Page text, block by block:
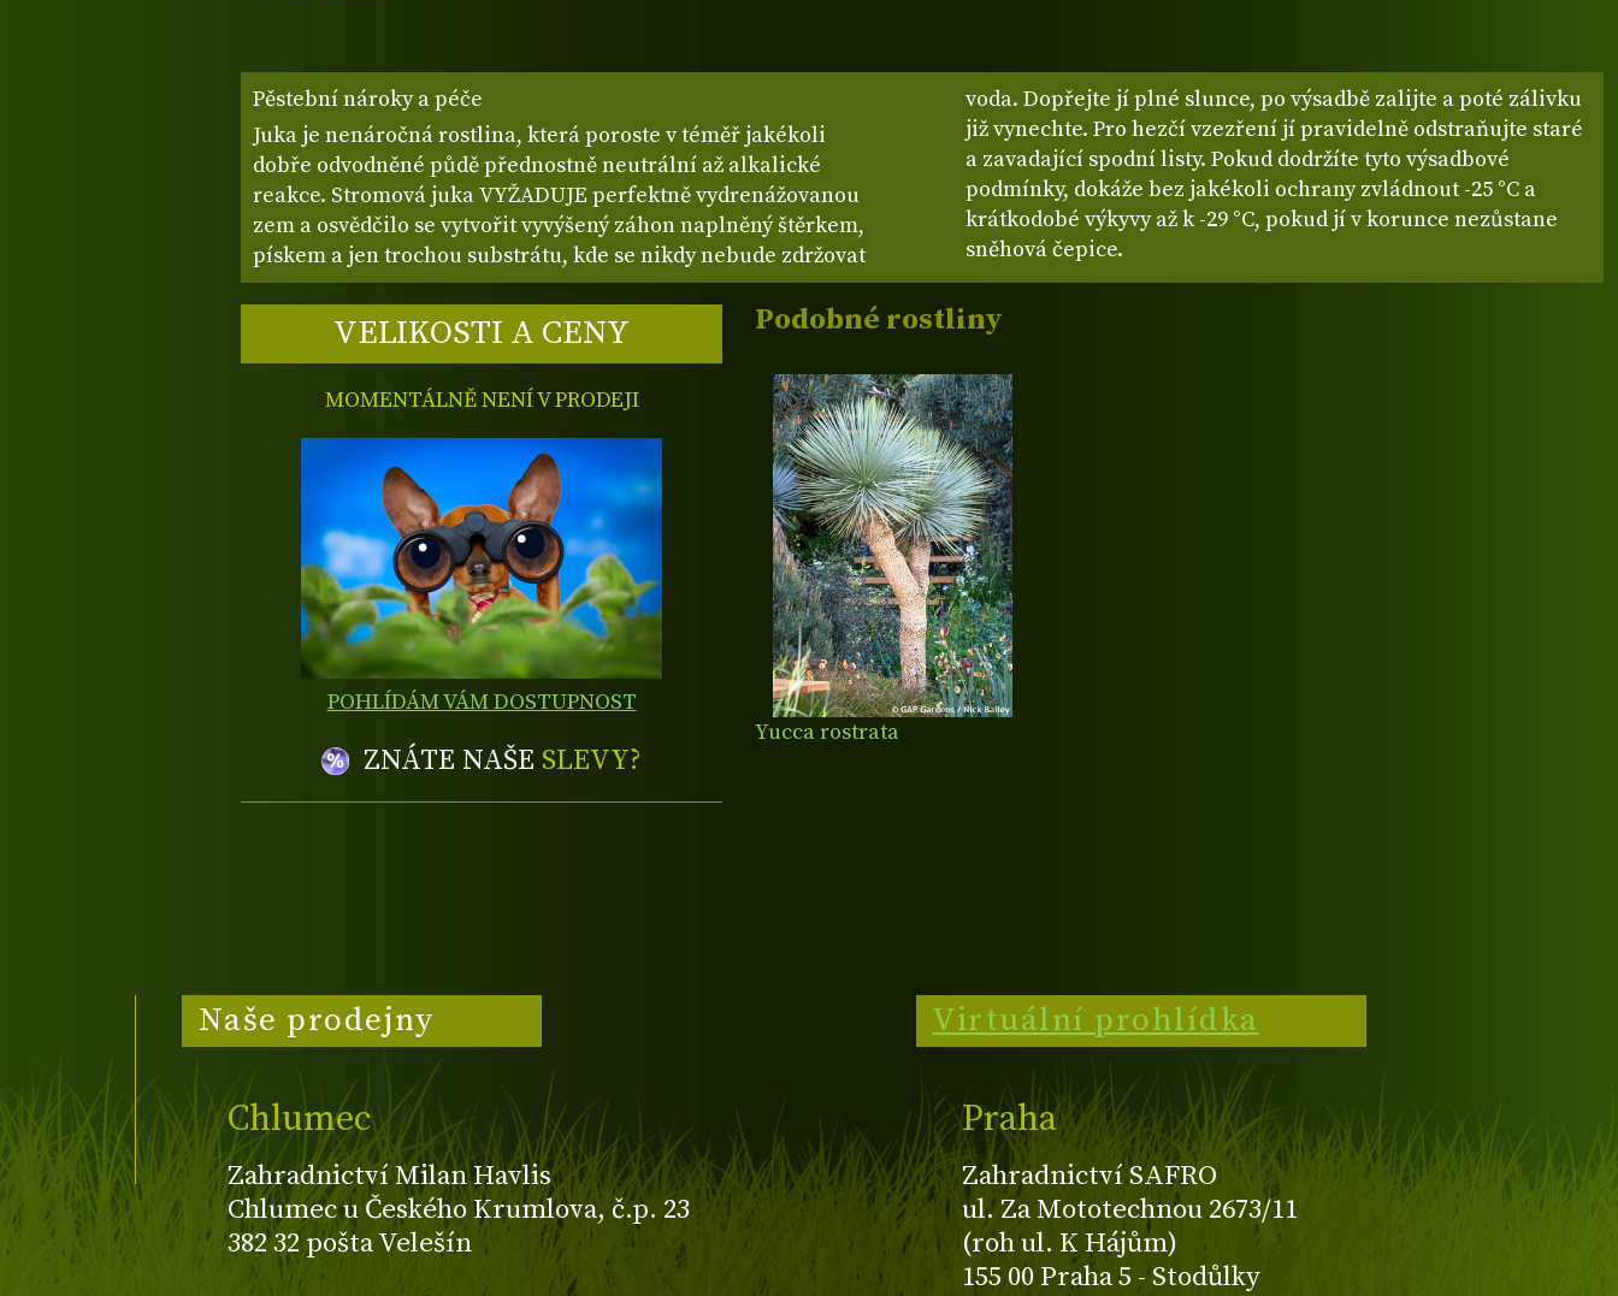
Pěstební nároky a péče
Juka je nenáročná rostlina, která poroste v téměř jakékoli
dobře odvodněné půdě přednostně neutrální až alkalické
reakce. Stromová juka VYŽADUJE perfektně vydrenážovanou
zem a osvědčilo se vytvořit vyvýšený záhon naplněný štěrkem,
pískem a jen trochou substrátu, kde se nikdy nebude zdržovat
voda. Dopřejte jí plné slunce, po výsadbě zalijte a poté zálivku
již vynechte. Pro hezčí vzezření jí pravidelně odstraňujte staré
a zavadající spodní listy. Pokud dodržíte tyto výsadbové
podmínky, dokáže bez jakékoli ochrany zvládnout -25 °C a
krátkodobé výkyvy až k -29 °C, pokud jí v korunce nezůstane
sněhová čepice.
VELIKOSTI A CENY
MOMENTÁLNĚ NENÍ V PRODEJI
POHLÍDÁM VÁM DOSTUPNOST
ZNÁTE NAŠE SLEVY?
Podobné rostliny
Yucca rostrata
Naše prodejny
Chlumec
Zahradnictví Milan Havlis
Chlumec u Českého Krumlova, č.p. 23
382 32 pošta Velešín
Virtuální prohlídka
Praha
Zahradnictví SAFRO
ul. Za Mototechnou 2673/11
(roh ul. K Hájům)
155 00 Praha 5 - Stodůlky